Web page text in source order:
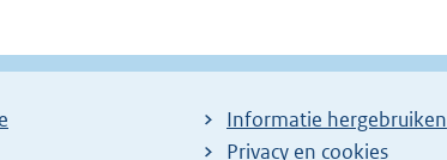
Informatie hergebruiken
Privacy en cookies